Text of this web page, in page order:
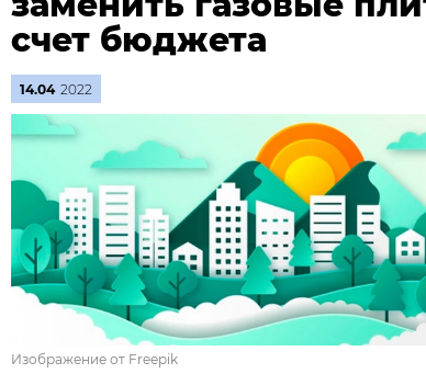
счет бюджета
14.04 2022
Изображение от Freepik